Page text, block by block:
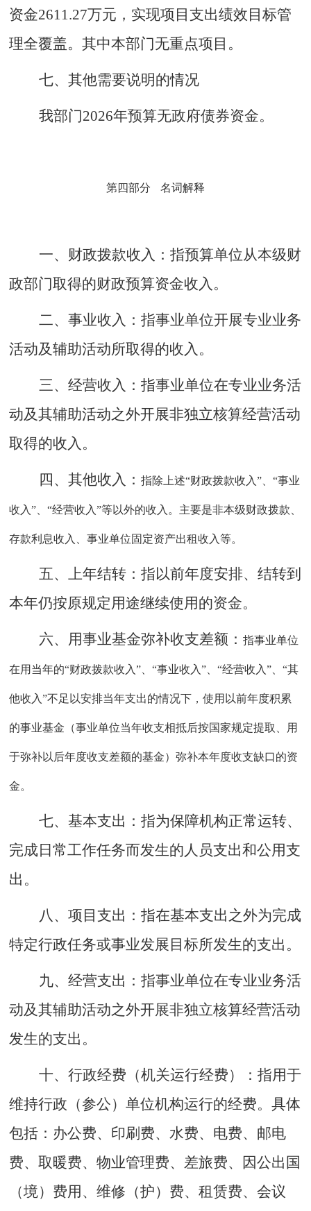
资金2611.27万元，实现项目支出绩效目标管
理全覆盖。其中本部门无重点项目 。
七、其他需要说明的情况
我部门2026年预算无政府债券资金。
第四部分 名词解释
一、财政拨款收入：指预算单位从本级财
政部门取得的财政预算资金收入。
二、事业收入：指事业单位开展专业业务
活动及辅助活动所取得的收入。
三、经营收入：指事业单位在专业业务活
动及其辅助活动之外开展非独立核算经营活动
取得的收入。
四、其他收入：指除上述“财政拨款收入”、“事业
收入”、“经营收入”等以外的收入。主要是非本级财政拨款、
存款利息收入、事业单位固定资产出租收入等。
五、上年结转：指以前年度安排、结转到
本年仍按原规定用途继续使用的资金。
六、用事业基金弥补收支差额：指事业单位
在用当年的“财政拨款收入”、“事业收入”、“经营收入”、“其
他收入”不足以安排当年支出的情况下，使用以前年度积累
的事业基金（事业单位当年收支相抵后按国家规定提取、用
于弥补以后年度收支差额的基金）弥补本年度收支缺口的资
金。
七、基本支出 ：指为保障机构正常运转、
完成日常工作任务而发生的人员支出和公用支
出 。
八、项目支出：指在基本支出之外为完成
特定行政任务或事业发展目标所发生的支出。
九、经营支出：指事业单位在专业业务活
动及其辅助活动之外开展非独立核算经营活动
发生的支出。
十、行政经费 （机关运行经费）：指用于
维持行政（参公）单位机构运行的经费。具体
包括：办公费、印刷费、水费、电费、邮电
费、取暖费、物业管理费、差旅费、因公出国
（境）费用、维修（护）费、租赁费、会议